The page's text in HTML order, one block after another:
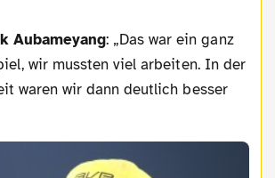
Aubameyang: „Das war ein ganz
wir mussten viel arbeiten. In der
waren wir dann deutlich besser